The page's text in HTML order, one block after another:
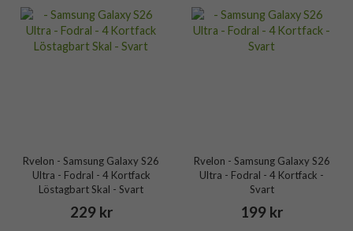
Rvelon - Samsung Galaxy S26
Ultra - Fodral - 4 Kortfack
Löstagbart Skal - Svart
229 kr
Rvelon - Samsung Galaxy S26
Ultra - Fodral - 4 Kortfack -
Svart
199 kr